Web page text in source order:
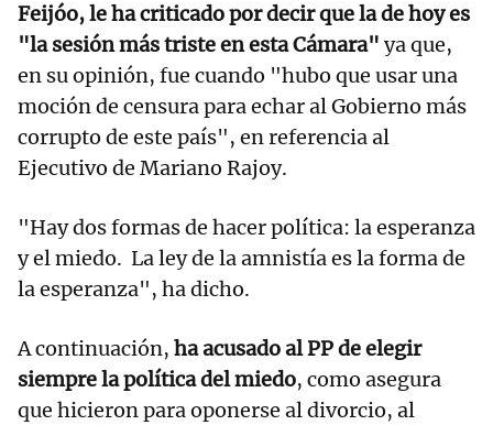
Feijóo, le ha criticado por decir que la de hoy es
"la sesión más triste en esta Cámara" ya que,
en su opinión, fue cuando "hubo que usar una
moción de censura para echar al Gobierno más
corrupto de este país", en referencia al
Ejecutivo de Mariano Rajoy.
"Hay dos formas de hacer política: la esperanza
y el miedo. La ley de la amnistía es la forma de
la esperanza", ha dicho.
A continuación, ha acusado al PP de elegir
siempre la política del miedo, como asegura
que hicieron para oponerse al divorcio, al